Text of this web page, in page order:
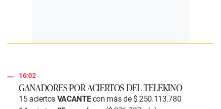
16:02
GANADORES POR ACIERTOS DEL TELEKINO
15 aciertos VACANTEcon más de $ 250.113.780